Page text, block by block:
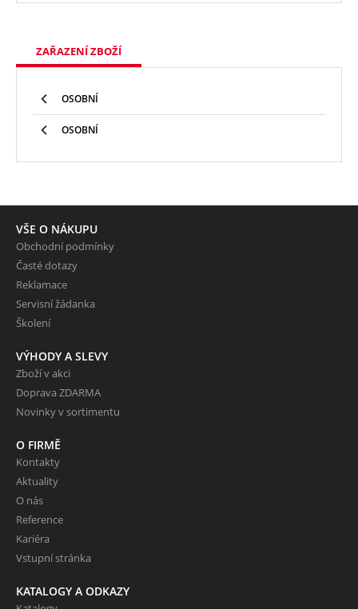
ZAŘAZENÍ ZBOŽÍ
OSOBNÍ
OSOBNÍ
VŠE O NÁKUPU
Obchodní podmínky
Časté dotazy
Reklamace
Servisní žádanka
Školení
VÝHODY A SLEVY
Zboží v akci
Doprava ZDARMA
Novinky v sortimentu
O FIRMĚ
Kontakty
Aktuality
O nás
Reference
Kariéra
Vstupní stránka
KATALOGY A ODKAZY